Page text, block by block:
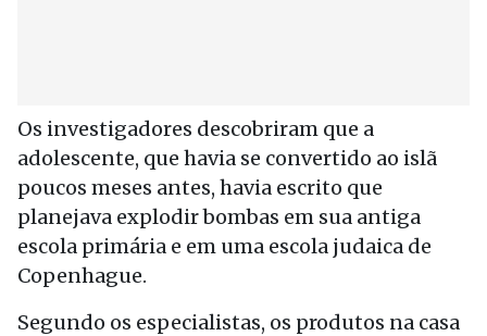
Os investigadores descobriram que a
adolescente, que havia se convertido ao islã
poucos meses antes, havia escrito que
planejava explodir bombas em sua antiga
escola primária e em uma escola judaica de
Copenhague.
Segundo os especialistas, os produtos na casa